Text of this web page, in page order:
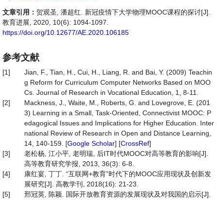
文章引用： 贺观圣, 潘超红. 新冠疫情下大学物理MOOC课程的探讨[J].
教育进展, 2020, 10(6): 1094-1097.
https://doi.org/10.12677/AE.2020.106185
参考文献
[1]
Jian, F., Tian, H., Cui, H., Liang, R. and Bai, Y. (2009) Teachin
g Reform for Curriculum Computer Networks Based on MOO
Cs. Journal of Research in Vocational Education, 1, 8-11.
[2]
Mackness, J., Waite, M., Roberts, G. and Lovegrove, E. (201
3) Learning in a Small, Task-Oriented, Connectivist MOOC: P
edagogical Issues and Implications for Higher Education. Inter
national Review of Research in Open and Distance Learning,
14, 140-159. [Google Scholar] [CrossRef]
[3]
老松杨, 江小平, 老明瑞, 后IT时代MOOC对高等教育的影响[J].
高等教育研究学报, 2013, 36(3): 6-8.
[4]
康红宴, 丁丁. “互联网+教育”时代下的MOOC应用现状及创新发
展研究[J]. 高教学刊, 2018(16): 21-23.
[5]
邢冠英, 陈颖. 国际开放教育资源的发展现状及对我国的启示[J].